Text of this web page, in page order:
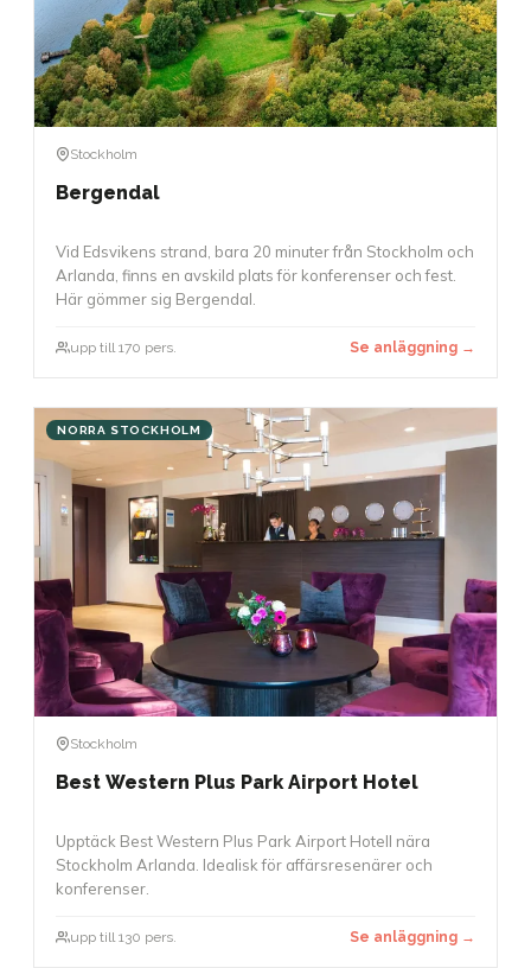
Stockholm
Bergendal
Vid Edsvikens strand, bara 20 minuter från Stockholm och
Arlanda, finns en avskild plats för konferenser och fest.
Här gömmer sig Bergendal.
upp till 170 pers. Se anläggning →
NORRA STOCKHOLM
Stockholm
Best Western Plus Park Airport Hotel
Upptäck Best Western Plus Park Airport Hotell nära
Stockholm Arlanda. Idealisk för affärsresenärer och
konferenser.
upp till 130 pers. Se anläggning →